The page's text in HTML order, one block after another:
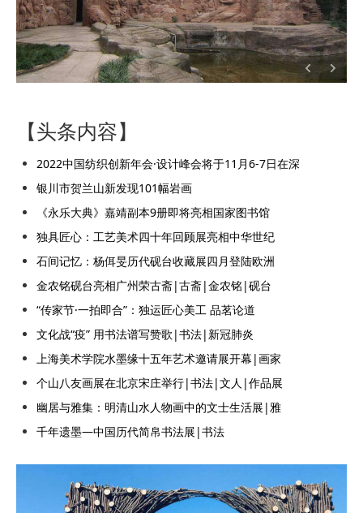
【头条内容】
2022中国纺织创新年会·设计峰会将于11月6-7日在深
银川市贺兰山新发现101幅岩画
《永乐大典》嘉靖副本9册即将亮相国家图书馆
独具匠心：工艺美术四十年回顾展亮相中华世纪
石间记忆：杨佴旻历代砚台收藏展四月登陆欧洲
金农铭砚台亮相广州荣古斋|古斋|金农铭|砚台
“传家节·一拍即合”：独运匠心美工 品茗论道
文化战“疫” 用书法谱写赞歌|书法|新冠肺炎
上海美术学院水墨缘十五年艺术邀请展开幕|画家
个山八友画展在北京宋庄举行|书法|文人|作品展
幽居与雅集：明清山水人物画中的文士生活展|雅
千年遗墨—中国历代简帛书法展|书法